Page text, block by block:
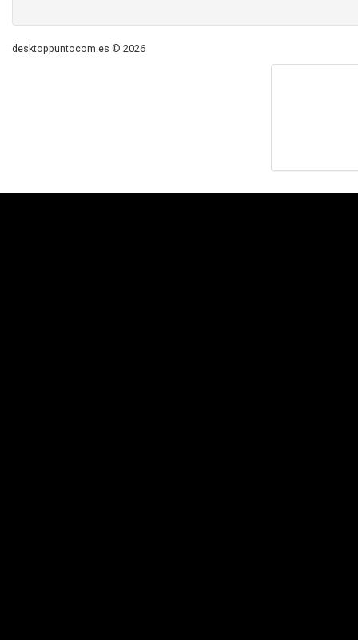
desktoppuntocom.es © 2026